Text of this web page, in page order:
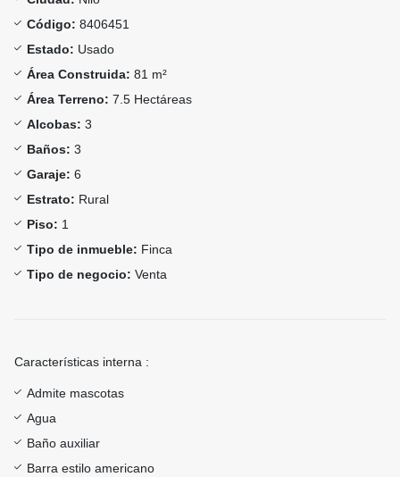
Código: 8406451
Estado: Usado
Área Construida: 81 m²
Área Terreno: 7.5 Hectáreas
Alcobas: 3
Baños: 3
Garaje: 6
Estrato: Rural
Piso: 1
Tipo de inmueble: Finca
Tipo de negocio: Venta
Características interna :
Admite mascotas
Agua
Baño auxiliar
Barra estilo americano